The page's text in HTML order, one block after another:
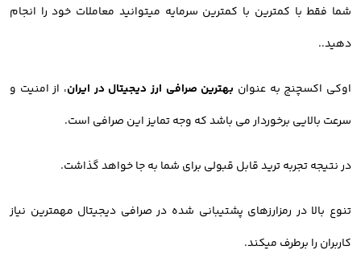
شما فقط با کمترین با کمترین سرمایه میتوانید معاملات خود را انجام
دهید..
اوکی اکسچنج به عنوان بهترین صرافی ارز دیجیتال در ایران، از امنیت و
سرعت بالایی برخوردار می باشد که وجه تمایز این صرافی است.
در نتیجه تجربه ترید قابل قبولی برای شما به جا خواهد گذاشت.
تنوع بالا در رمزارزهای پشتیبانی شده در صرافی دیجیتال مهمترین نیاز
کاربران را برطرف میکند.